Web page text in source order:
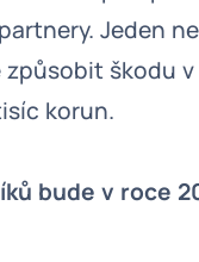
Jeden
škodu
korun.
bude v roce